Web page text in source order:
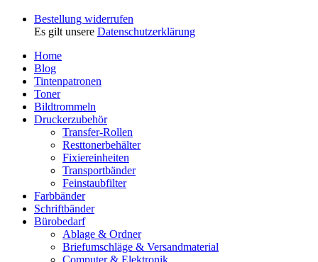
Bestellung widerrufen
Es gilt unsere Datenschutzerklärung
Home
Blog
Tintenpatronen
Toner
Bildtrommeln
Druckerzubehör
Transfer-Rollen
Resttonerbehälter
Fixiereinheiten
Transportbänder
Feinstaubfilter
Farbbänder
Schriftbänder
Bürobedarf
Ablage & Ordner
Briefumschläge & Versandmaterial
Computer & Elektronik